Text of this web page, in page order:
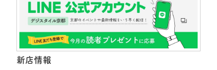
新店情報